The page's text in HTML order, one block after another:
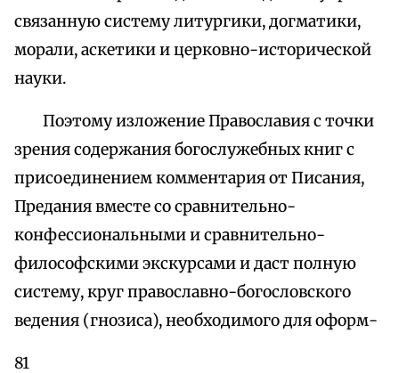
связанную систему литургики, догматики,
морали, аскетики и церковно-исторической
науки.
Поэтому изложение Православия с точки
зрения содержания богослужебных книг с
присоединением комментария от Писания,
Предания вместе со сравнительно-
конфессиональными и сравнительно-
философскими экскурсами и даст полную
систему, круг православно-богословского
ведения (гнозиса), необходимого для оформ-
81